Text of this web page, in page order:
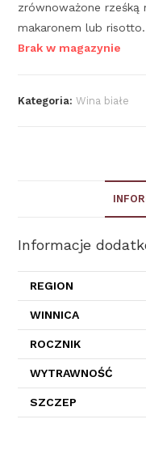
zrównoważone rześką
makaronem lub risotto.
Brak w magazynie
Kategoria:Wina białe
Informacje
REGION
WINNICA
ROCZNIK
WYTRAWNOŚĆ
SZCZEP